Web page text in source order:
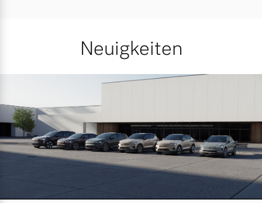
Neuigkeiten